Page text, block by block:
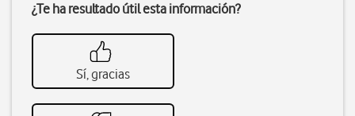
¿Te ha resultado útil esta información?
Sí, gracias